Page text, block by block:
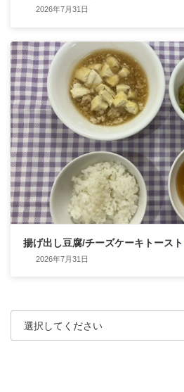
2026年7月31日
揚げ出し豆腐/チーズケーキトースト
2026年7月31日